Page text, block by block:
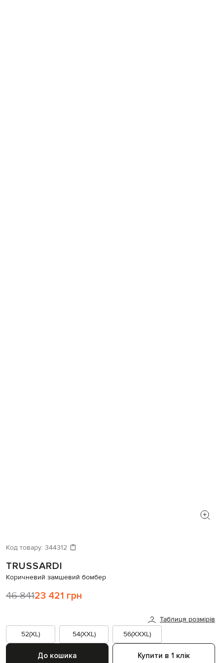
Код товару: 344312
TRUSSARDI
Коричневий замшевий бомбер
46 84123 421 грн
Таблиця розмірів
52(XL)
54(XXL) 56(XXXL)
До кошика Купити в 1 клік